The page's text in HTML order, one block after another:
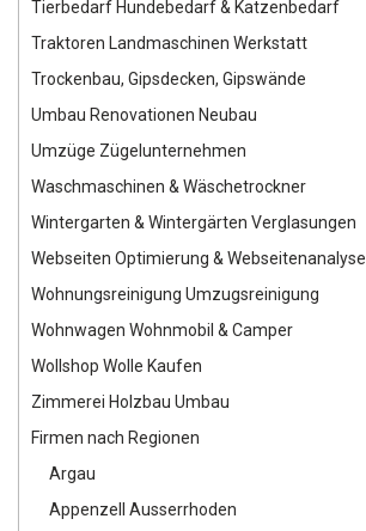
Tierbedarf Hundebedarf & Katzenbedarf
Traktoren Landmaschinen Werkstatt
Trockenbau, Gipsdecken, Gipswände
Umbau Renovationen Neubau
Umzüge Zügelunternehmen
Waschmaschinen & Wäschetrockner
Wintergarten & Wintergärten Verglasungen
Webseiten Optimierung & Webseitenanalyse
Wohnungsreinigung Umzugsreinigung
Wohnwagen Wohnmobil & Camper
Wollshop Wolle Kaufen
Zimmerei Holzbau Umbau
Firmen nach Regionen
Argau
Appenzell Ausserrhoden